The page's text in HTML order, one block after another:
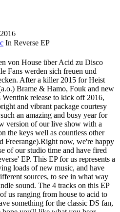
2016
In Reverse EP
von House über Acid zu Disco
Fans werden sich freuen und
After a killer 2015 for Heist
Brame & Hamo, Fouk and new
release to kick off 2016,
and vibrant package courtesy
an amazing and busy year for
version of our live show with a
the keys well as countless other
Freerange).Right now, we're happy
of our studio time and have fired
EP. This EP for us represents a
loads of new music, and have
sources, to see in what way
sound. The 4 tracks on this EP
us ranging from house to acid to
something for the classic DS fan,